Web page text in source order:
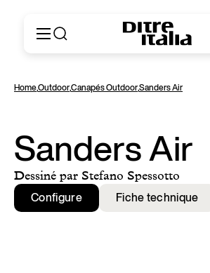
Produits
Catalogues et Matériaux
Ditre for Professionals
Points de Vente
News & Press
Zone Réservée
English
Español
Русский
简体中文
Home,Outdoor,Canapés Outdoor,Sanders Air
Sanders Air
Dessiné par Stefano Spessotto
Configure Fiche technique